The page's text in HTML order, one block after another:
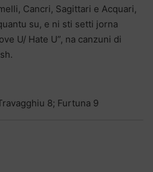
Cancri, Sagittari e Acquari,
su, e ni sti setti jorna
U/ Hate U”, na canzuni di
8; Furtuna 9